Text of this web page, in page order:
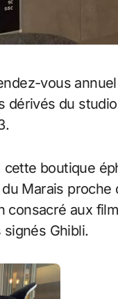
dérivés du
cette boutique
Marais proche
consacré aux
Ghibli.